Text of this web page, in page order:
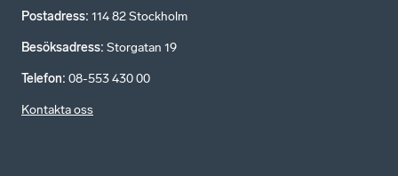
Postadress: 114 82 Stockholm
Besöksadress: Storgatan 19
Telefon: 08-553 430 00
Kontakta oss